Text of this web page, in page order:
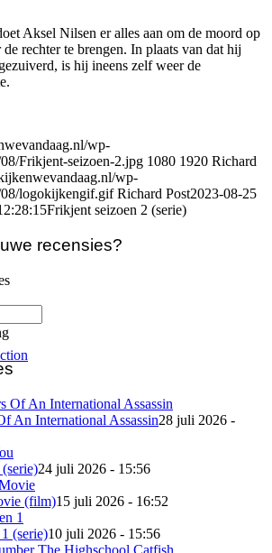
Aksel Nilsen er alles aan om de moord op
rechter te brengen. In plaats van dat hij
is hij ineens zelf weer de
wp-
Frikjent-seizoen-2.jpg 1080 1920 Richard
wp-
08/logokijkengif.gif Richard Post2023-08-25
Frikjent seizoen 2 (serie)
recensies?
An International Assassin28 juli 2026 -
24 juli 2026 - 15:56
(film)15 juli 2026 - 16:52
(serie)10 juli 2026 - 15:56